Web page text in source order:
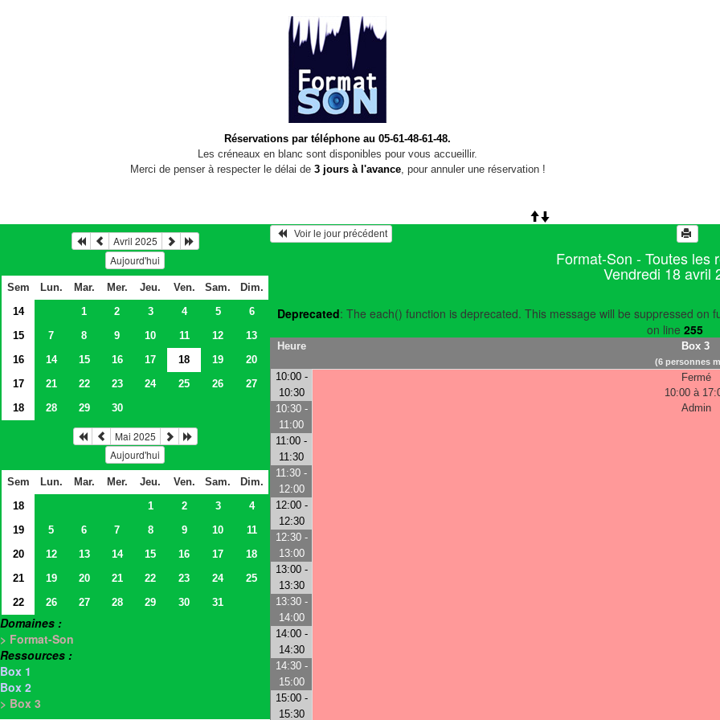
Réservations par téléphone au 05-61-48-61-48.
Les créneaux en blanc sont disponibles pour vous accueillir.
Merci de penser à respecter le délai de 3 jours à l'avance, pour annuler une réservation !
Avril 2025
Aujourd'hui
Sem Lun. Mar. Mer. Jeu. Ven. Sam.
Dim.
14
1 2 3 4 5
6
15
7 8 9 10 11 12
13
16
14 15 16 17 18 19
20
17
21 22 23 24 25 26
27
18
28 29 30
Mai 2025
Aujourd'hui
Sem Lun. Mar. Mer. Jeu. Ven. Sam.
Dim.
18
1 2 3
4
19
5 6 7 8 9 10
11
20
12 13 14 15 16 17
18
21
19 20 21 22 23 24
25
22
26 27 28 29 30 31
Domaines :
> Format-Son
Ressources :
Box 1
Box 2
> Box 3
   Voir le jour précédent
Format-Son - Toutes les
Vendredi 18 avril
Deprecated: The each() function is deprecated. This message will be suppressed on
on line 255
Heure Box 3
(6 personnes
10:00 -
10:30
Fermé
10:00 à
Admin
10:30 -
11:00
11:00 -
11:30
11:30 -
12:00
12:00 -
12:30
12:30 -
13:00
13:00 -
13:30
13:30 -
14:00
14:00 -
14:30
14:30 -
15:00
15:00 -
15:30